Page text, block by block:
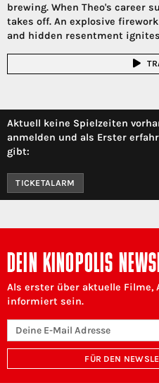
brewing. When Theo's career
takes off. An explosive
and hidden resentment
Aktuell keine Spielzeiten
anmelden und als Erster
gibt:
TICKETALARM
DEIN KINOPOLIS
Als erster über aktuelle Filme,
informiert sein.
FÜR DEN